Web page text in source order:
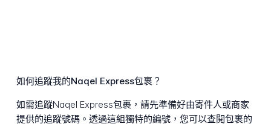
如何追蹤我的Naqel Express包裹？
如需追蹤Naqel Express包裹，請先準備好由寄件人或商家
提供的追蹤號碼。透過這組獨特的編號，您可以查閱包裹的